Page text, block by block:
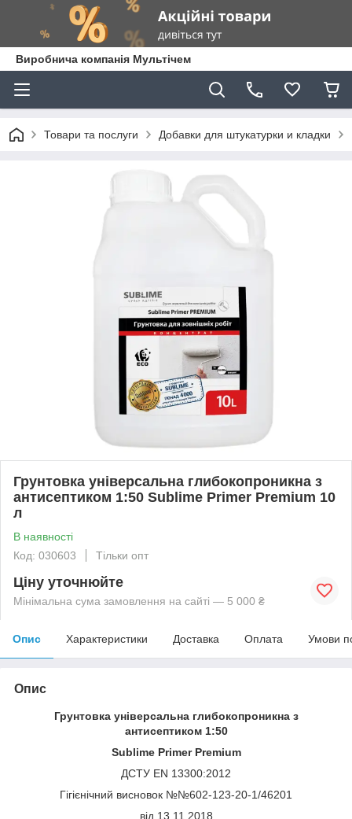
Виробнича компанія Мультічем
Товари та послуги Добавки для штукатурки и кладки
Грунтовка універсальна глибокопроникна з
антисептиком 1:50 Sublime Primer Premium 10
л
В наявності
Код: 030603
Тільки опт
Ціну уточнюйте
Мінімальна сума замовлення на сайті — 5 000 ₴
Опис Характеристики Доставка Оплата Умови
Опис
Грунтовка універсальна глибокопроникна з
антисептиком 1:50
Sublime Primer Premium
ДСТУ EN 13300:2012
Гігієнічний висновок №№602-123-20-1/46201
від 13.11.2018